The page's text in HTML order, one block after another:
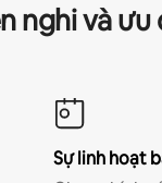
nghi và
Sự linh hoạt